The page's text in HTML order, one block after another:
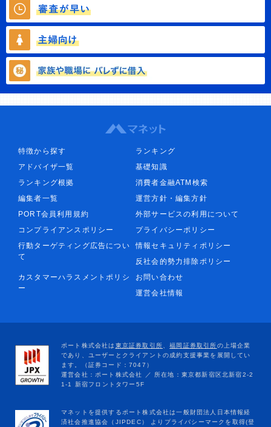
特徴から探す
ランキング
アドバイザ一覧
基礎知識
ランキング根拠
消費者金融ATM検索
編集者一覧
運営方針・編集方針
PORT会員利用規約
外部サービスの利用について
コンプライアンスポリシー
プライバシーポリシー
行動ターゲティング広告につい
て
情報セキュリティポリシー
反社会的勢力排除ポリシー
カスタマーハラスメントポリシ
ー
お問い合わせ
運営会社情報